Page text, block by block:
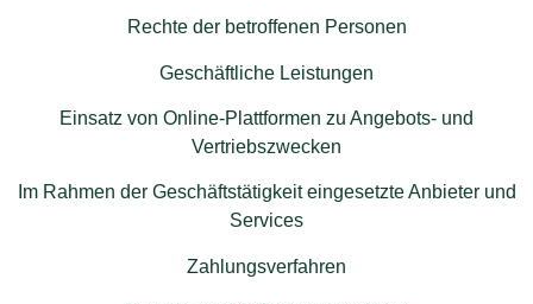
Rechte der betroffenen Personen
Geschäftliche Leistungen
Einsatz von Online-Plattformen zu Angebots- und
Vertriebszwecken
Im Rahmen der Geschäftstätigkeit eingesetzte Anbieter und
Services
Zahlungsverfahren